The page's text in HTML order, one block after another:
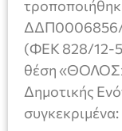
(ΦΕΚ 828/12-
θέση
Δημοτικής
συγκεκριμένα: